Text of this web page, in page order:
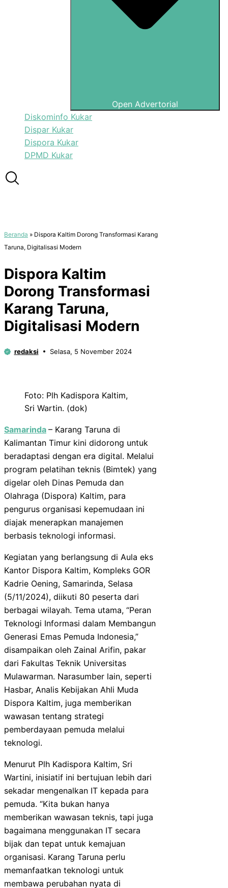
Open Advertorial
Diskominfo Kukar
Dispar Kukar
Dispora Kukar
DPMD Kukar
Beranda » Dispora Kaltim Dorong Transformasi Karang
Taruna, Digitalisasi Modern
Dispora Kaltim
Dorong Transformasi
Karang Taruna,
Digitalisasi Modern
redaksi Selasa, 5 November 2024
Foto: Plh Kadispora Kaltim,
Sri Wartin. (dok)
Samarinda – Karang Taruna di
Kalimantan Timur kini didorong untuk
beradaptasi dengan era digital. Melalui
program pelatihan teknis (Bimtek) yang
digelar oleh Dinas Pemuda dan
Olahraga (Dispora) Kaltim, para
pengurus organisasi kepemudaan ini
diajak menerapkan manajemen
berbasis teknologi informasi.
Kegiatan yang berlangsung di Aula eks
Kantor Dispora Kaltim, Kompleks GOR
Kadrie Oening, Samarinda, Selasa
(5/11/2024), diikuti 80 peserta dari
berbagai wilayah. Tema utama, “Peran
Teknologi Informasi dalam Membangun
Generasi Emas Pemuda Indonesia,”
disampaikan oleh Zainal Arifin, pakar
dari Fakultas Teknik Universitas
Mulawarman. Narasumber lain, seperti
Hasbar, Analis Kebijakan Ahli Muda
Dispora Kaltim, juga memberikan
wawasan tentang strategi
pemberdayaan pemuda melalui
teknologi.
Menurut Plh Kadispora Kaltim, Sri
Wartini, inisiatif ini bertujuan lebih dari
sekadar mengenalkan IT kepada para
pemuda. “Kita bukan hanya
memberikan wawasan teknis, tapi juga
bagaimana menggunakan IT secara
bijak dan tepat untuk kemajuan
organisasi. Karang Taruna perlu
memanfaatkan teknologi untuk
membawa perubahan nyata di